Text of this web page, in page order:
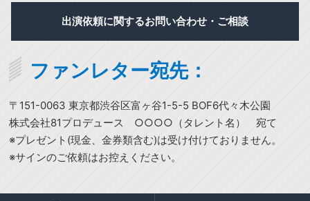
出演依頼に関するお問い合わせ・ご相談
ファンレター宛先：
〒151-0063 東京都渋谷区富ヶ谷1-5-5 BOF6代々木公園
株式会社81プロデュース ○○○○（タレント名） 宛て
※プレゼント(現金、金券類含む)は受け付けておりません。
※サインのご依頼はお控えください。